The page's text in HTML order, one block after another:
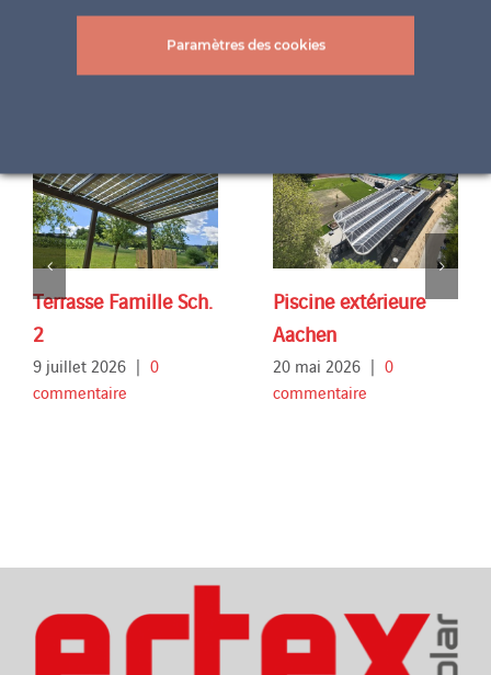
Projets connexes
Terrasse Famille Sch.
2
9 juillet 2026 | 0
commentaire
Piscine extérieure
Aachen
20 mai 2026 | 0
commentaire
Paramètres des cookies